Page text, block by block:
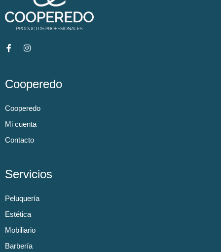
Cooperedo
Cooperedo
Mi cuenta
Contacto
Servicios
Peluquería
Estética
Mobiliario
Barbería